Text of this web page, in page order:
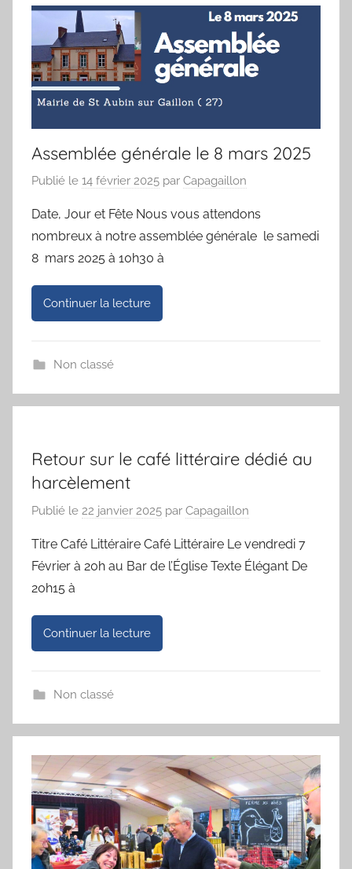
Assemblée générale le 8 mars 2025
Publié le 14 février 2025 par Capagaillon
Date, Jour et Fête Nous vous attendons
nombreux à notre assemblée générale le samedi
8 mars 2025 à 10h30 à
Continuer la lecture
Non classé
Retour sur le café littéraire dédié au
harcèlement
Publié le 22 janvier 2025 par Capagaillon
Titre Café Littéraire Café Littéraire Le vendredi 7
Février à 20h au Bar de l’Église Texte Élégant De
20h15 à
Continuer la lecture
Non classé